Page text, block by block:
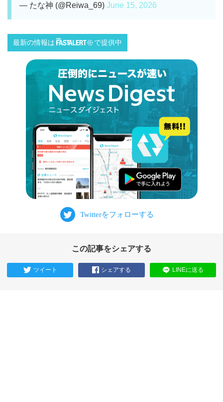
— たな神 (@Reiwa_69) June 15, 2026
最新の情報は で提供中
この記事をシェアする
ツイート シェアする LINEに送る